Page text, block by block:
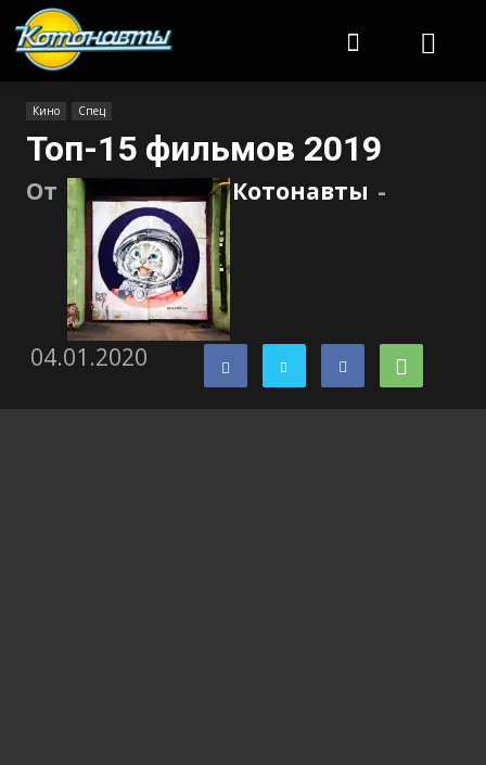
Кино Спец
Топ-15 фильмов 2019
От Котонавты -
04.01.2020